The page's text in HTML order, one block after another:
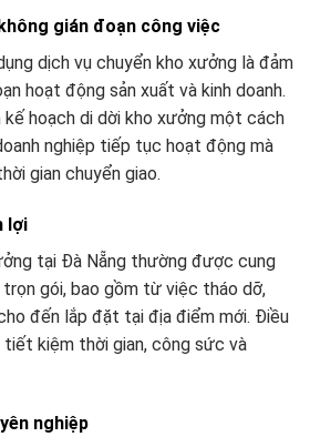
gián đoạn công việc
dịch vụ chuyển kho xưởng là đảm
hoạt động sản xuất và kinh doanh.
hoạch di dời kho xưởng một cách
nghiệp tiếp tục hoạt động mà
gian chuyển giao.
lợi
tại Đà Nẵng thường được cung
gói, bao gồm từ việc tháo dỡ,
đến lắp đặt tại địa điểm mới. Điều
tiết kiệm thời gian, công sức và
nghiệp